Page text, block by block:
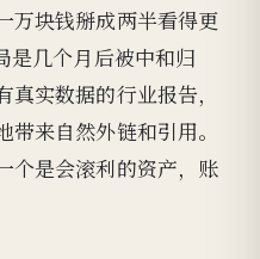
万块钱掰成两半看得更
是几个月后被中和归
实数据的行业报告，
来自然外链和引用。
个是会滚利的资产，账